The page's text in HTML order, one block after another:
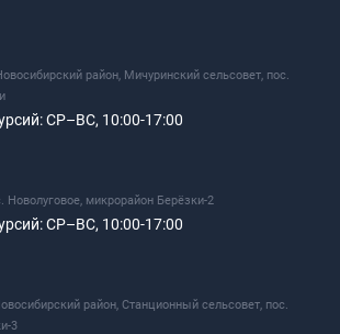
район, Мичуринский сельсовет, пос.
СР–ВС, 10:00-17:00
Новолуговое, микрорайон Берёзки-2
СР–ВС, 10:00-17:00
район, Станционный сельсовет, пос.
3